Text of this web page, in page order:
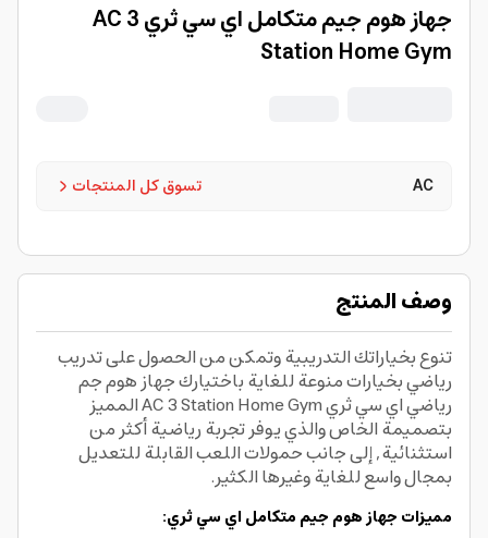
جهاز هوم جيم متكامل اي سي ثري AC 3
Station Home Gym
تسوق كل المنتجات AC
وصف المنتج
تنوع بخياراتك التدريبية وتمكن من الحصول على تدريب
رياضي بخيارات منوعة للغاية باختيارك جهاز هوم جم
رياضي اي سي ثري AC 3 Station Home Gym المميز
بتصميمة الخاص والذي يوفر تجربة رياضية أكثر من
استثنائية, إلى جانب حمولات اللعب القابلة للتعديل
بمجال واسع للغاية وغيرها الكثير.
مميزات جهاز هوم جيم متكامل اي سي ثري: